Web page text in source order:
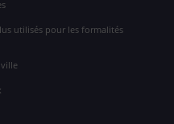
utilisés pour les formalités